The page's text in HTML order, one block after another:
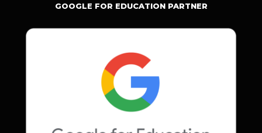
GOOGLE FOR EDUCATION PARTNER